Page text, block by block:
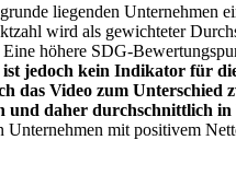
liegenden Unternehmen
wird als gewichteter
höhere SDG-
ist jedoch kein Indikator für
das Video zum
daher durchschnittlich
mit positivem